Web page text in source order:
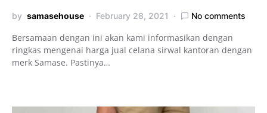
by samasehouse February 28, 2021 No comments
Bersamaan dengan ini akan kami informasikan dengan
ringkas mengenai harga jual celana sirwal kantoran dengan
merk Samase. Pastinya…